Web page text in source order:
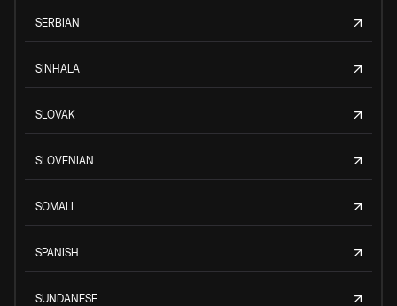
SERBIAN
SINHALA
SLOVAK
SLOVENIAN
SOMALI
SPANISH
SUNDANESE